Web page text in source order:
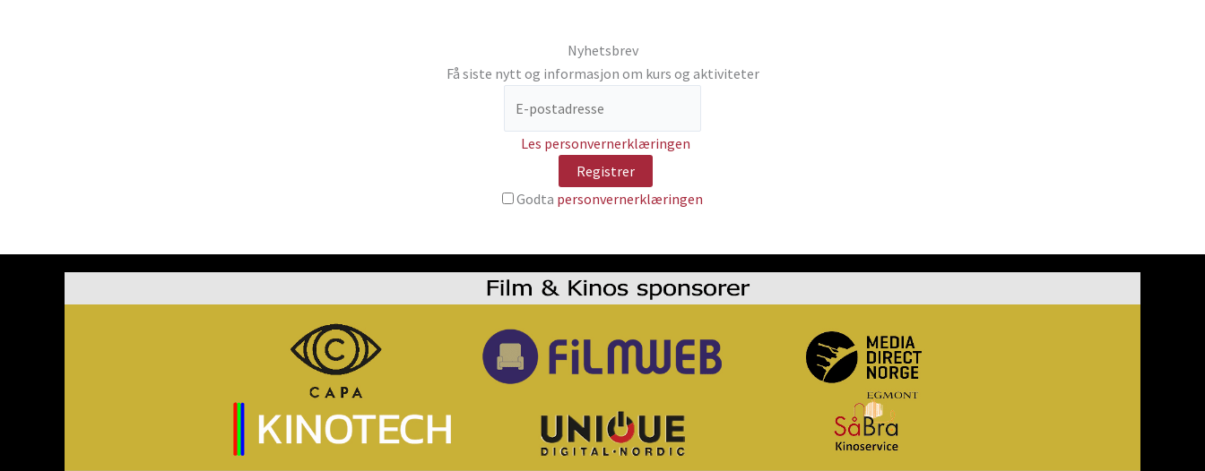
Nyhetsbrev
Få siste nytt og informasjon om kurs og aktiviteter
Les personvernerklæringen
Godta personvernerklæringen